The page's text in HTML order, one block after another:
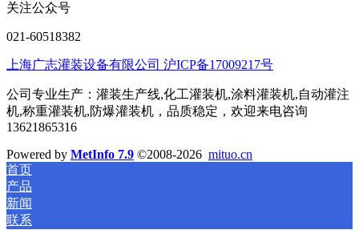
关注公众号
021-60518382
上海广志灌装设备有限公司 沪ICP备17009217号
公司专业生产：灌装生产线,化工灌装机,涂料灌装机,自动灌注
机,称重灌装机,防爆灌装机，品质稳定，欢迎来电咨询
13621865316
Powered by MetInfo 7.9 ©2008-2026 mituo.cn
首页
产品
新闻
联系